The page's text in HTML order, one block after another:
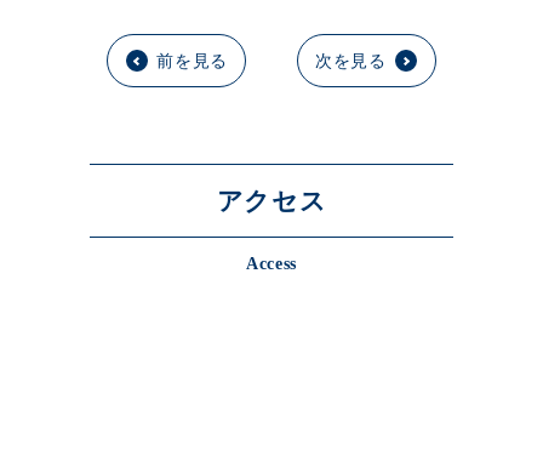
前を見る 次を見る
アクセス
Access